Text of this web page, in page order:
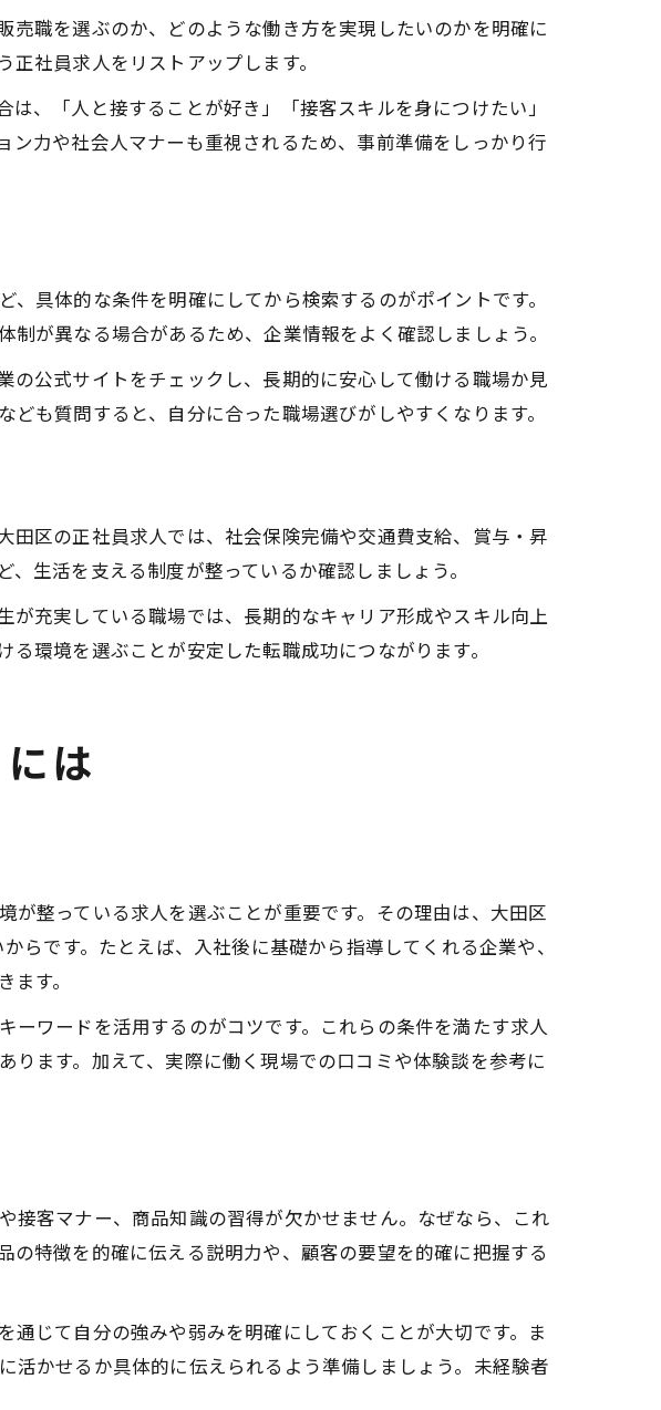
スの考え方
ップの方法
機会とは
員の選択肢
比較ポイント
境の特徴
選択眼とは
い判断軸
職を選ぶのか、どのような働き方を実現したいのかを明確に
社員求人をリストアップします。
、「人と接することが好き」「接客スキルを身につけたい」
力や社会人マナーも重視されるため、事前準備をしっかり行
具体的な条件を明確にしてから検索するのがポイントです。
が異なる場合があるため、企業情報をよく確認しましょう。
公式サイトをチェックし、長期的に安心して働ける職場か見
も質問すると、自分に合った職場選びがしやすくなります。
区の正社員求人では、社会保険完備や交通費支給、賞与・昇
生活を支える制度が整っているか確認しましょう。
充実している職場では、長期的なキャリア形成やスキル向上
環境を選ぶことが安定した転職成功につながります。
は
整っている求人を選ぶことが重要です。その理由は、大田区
らです。たとえば、入社後に基礎から指導してくれる企業や、
す。
ワードを活用するのがコツです。これらの条件を満たす求人
ます。加えて、実際に働く現場での口コミや体験談を参考に
客マナー、商品知識の習得が欠かせません。なぜなら、これ
特徴を的確に伝える説明力や、顧客の要望を的確に把握する
じて自分の強みや弱みを明確にしておくことが大切です。ま
かせるか具体的に伝えられるよう準備しましょう。未経験者